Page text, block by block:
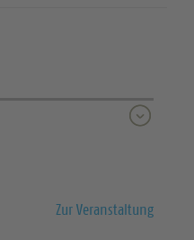
Zur Veranstaltung